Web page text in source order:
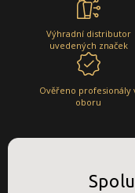
Výhradní distributor
uvedených značek
Ověřeno profesionály
oboru